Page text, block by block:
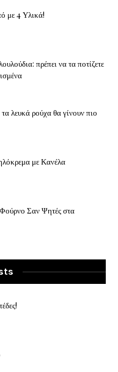
με 4 Υλικά!
πρέπει να τα ποτίζετε
λευκά ρούχα θα γίνουν πιο
με Κανέλα
Σαν Ψητές στα